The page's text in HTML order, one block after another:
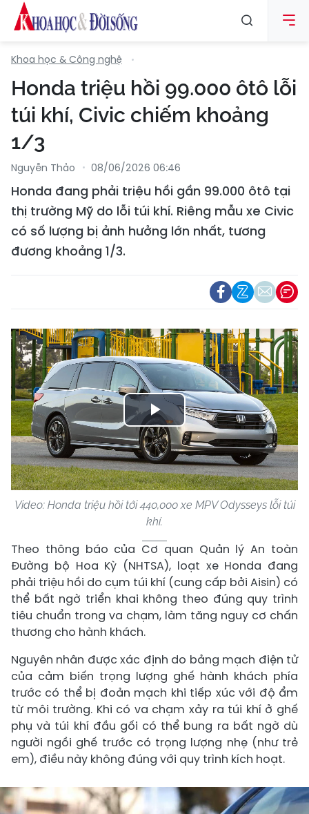
Khoa học & Công nghệ
Honda triệu hồi 99.000 ôtô lỗi
túi khí, Civic chiếm khoảng
1/3
Nguyễn Thảo 08/06/2026 06:46
Honda đang phải triệu hồi gần 99.000 ôtô tại
thị trường Mỹ do lỗi túi khí. Riêng mẫu xe Civic
có số lượng bị ảnh hưởng lớn nhất, tương
đương khoảng 1/3.
Play
Video
Video: Honda triệu hồi tới 440,000 xe MPV Odysseys lỗi túi
khí.
Theo thông báo của Cơ quan Quản lý An toàn
Đường bộ Hoa Kỳ (NHTSA), loạt xe Honda đang
phải triệu hồi do cụm túi khí (cung cấp bởi Aisin) có
thể bất ngờ triển khai không theo đúng quy trình
tiêu chuẩn trong va chạm, làm tăng nguy cơ chấn
thương cho hành khách.
Nguyên nhân được xác định do bảng mạch điện tử
của cảm biến trọng lượng ghế hành khách phía
trước có thể bị đoản mạch khi tiếp xúc với độ ẩm
từ môi trường. Khi có va chạm xảy ra túi khí ở ghế
phụ và túi khí đầu gối có thể bung ra bất ngờ dù
người ngồi ghế trước có trọng lượng nhẹ (như trẻ
em), điều này không đúng với quy trình kích hoạt.